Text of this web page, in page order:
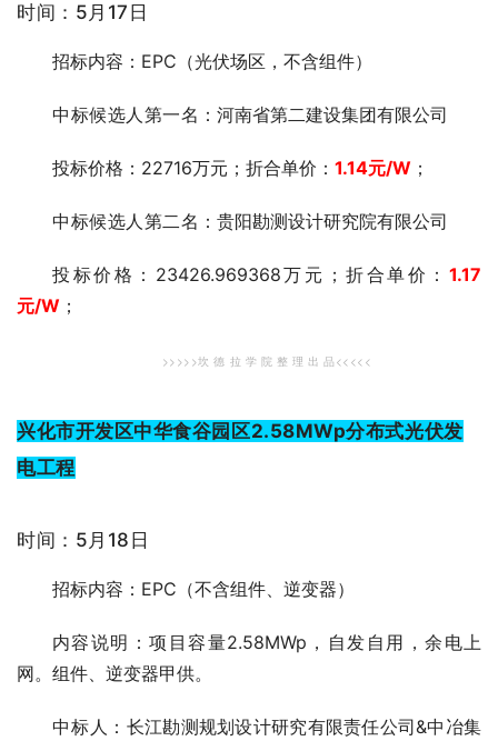
时间：5月17日
招标内容：EPC（光伏场区，不含组件）
中标候选人第一名：河南省第二建设集团有限公司
投标价格：22716万元；折合单价： 1.14元/W ；
中标候选人第二名：贵阳勘测设计研究院有限公司
投标价格：23426.969368万元；折合单价： 1.17
元/W ；
>>>>>坎 德 拉 学 院 整 理 出 品<<<<<
兴化市开发区中华食谷园区2.58MWp分布式光伏发
电工程
时间：5月18日
招标内容：EPC（不含组件、逆变器）
内容说明：项目容量2.58MWp，自发自用，余电上
网。组件、逆变器甲供。
中标人 ：长江勘测规划设计研究有限责任公司&中冶集